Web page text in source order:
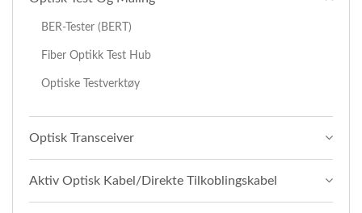
BER-Tester (BERT)
Fiber Optikk Test Hub
Optiske Testverktøy
Optisk Transceiver
Aktiv Optisk Kabel/direkte Tilkoblingskabel